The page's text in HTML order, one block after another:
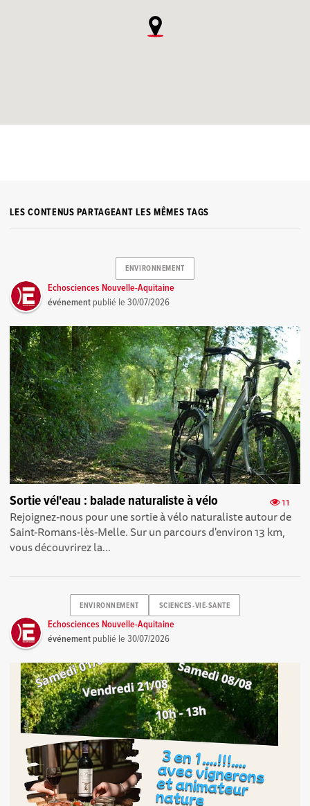
LES CONTENUS PARTAGEANT LES MÊMES TAGS
ENVIRONNEMENT
Echosciences Nouvelle-Aquitaine
événement publié le30/07/2026
11
Sortie vél'eau : balade naturaliste à vélo
Rejoignez-nous pour une sortie à vélo naturaliste autour de
Saint-Romans-lès-Melle. Sur un parcours d'environ 13 km,
vous découvrirez la...
ENVIRONNEMENT SCIENCES-VIE-SANTE
Echosciences Nouvelle-Aquitaine
événement publié le30/07/2026